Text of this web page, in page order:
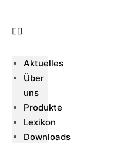
springen
Aktuelles
Über
uns
Produkte
Lexikon
Downloads